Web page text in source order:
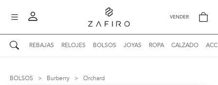
VENDER
REBAJAS RELOJES BOLSOS JOYAS ROPA CALZADO
Mis mensajes
BOLSOS > Burberry > Orchard